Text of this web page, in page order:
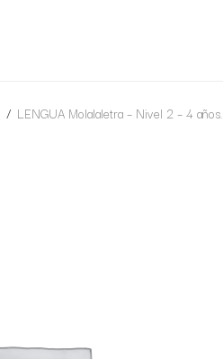
/ LENGUA Molalaletra – Nivel 2 – 4 años.